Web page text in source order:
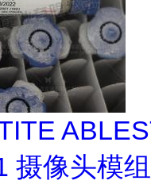
摄像头模